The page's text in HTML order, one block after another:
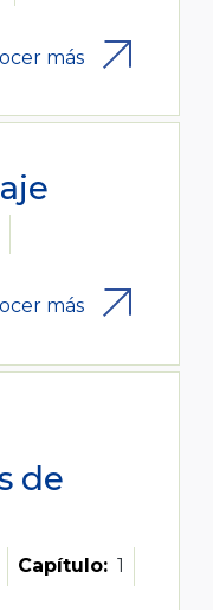
más
más
de
Capítulo: 1